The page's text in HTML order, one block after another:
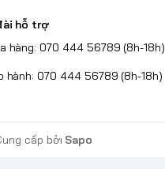
hỗ trợ
hàng: 070 444 56789 (8h-18h)
hành: 070 444 56789 (8h-18h)
cấp bởi Sapo